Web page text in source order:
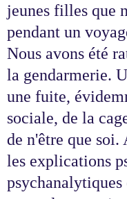
jeunes filles que
pendant un
Nous avons été
la gendarmerie.
une fuite,
sociale, de la
de n'être que
les explications